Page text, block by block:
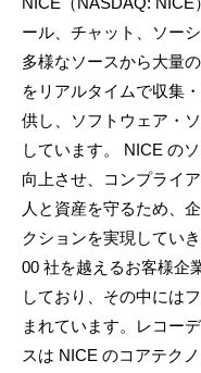
ール、チャット、ソー
多様なソースから大量
をリアルタイムで収集
供し、ソフトウェア・
しています。 NICE の
向上させ、コンプライ
人と資産を守るため、
クションを実現してい
00 社を越えるお客様企
しており、その中には
まれています。レコー
スは NICE のコアテク